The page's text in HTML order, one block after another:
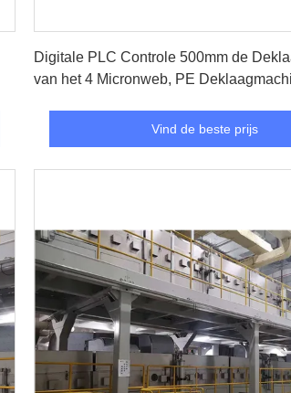
Digitale PLC Controle 500mm de
van het 4 Micronweb, PE
Vind de beste prijs